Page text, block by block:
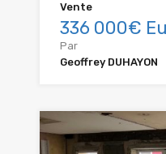
Vente
336 000€
Par
Geoffrey DUHAYON